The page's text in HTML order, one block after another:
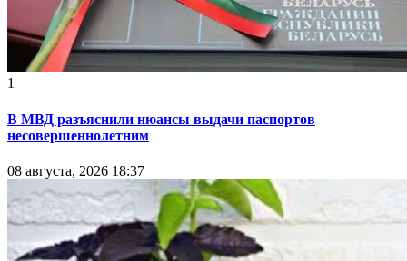
1
В МВД разъяснили нюансы выдачи паспортов
несовершеннолетним
08 августа, 2026 18:37